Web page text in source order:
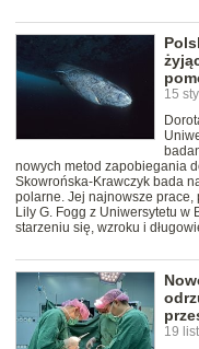
15
nowych metod zapobiegania
Skowrońska-Krawczyk bada
polarne. Jej najnowsze prace,
Lily G. Fogg z Uniwersytetu w
starzeniu się, wzroku i
19